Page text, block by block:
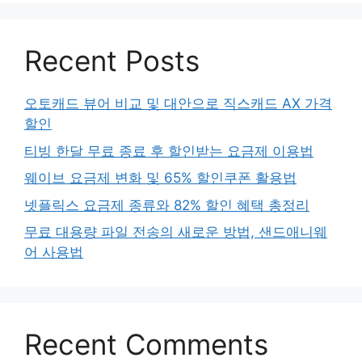
Recent Posts
오토캐드 뷰어 비교 및 대안으로 직스캐드 AX 가격
할인
티빙 한달 무료 종료 후 할인받는 요금제 이용법
웨이브 요금제 변화 및 65% 할인쿠폰 활용법
넷플릭스 요금제 종류와 82% 할인 혜택 총정리
무료 대용량 파일 전송의 새로운 방법, 샌드애니웨
어 사용법
Recent Comments